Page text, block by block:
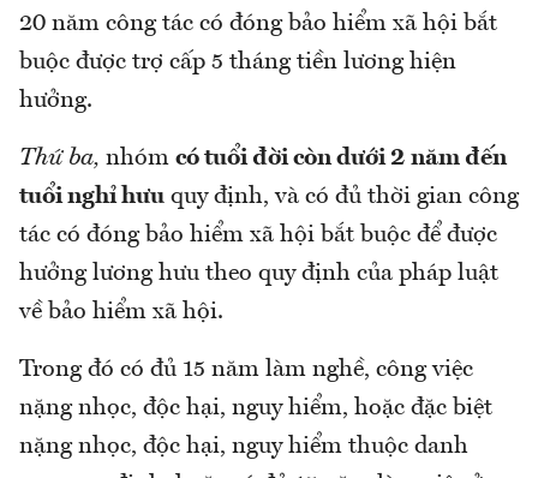
20 năm công tác có đóng bảo hiểm xã hội bắt
buộc được trợ cấp 5 tháng tiền lương hiện
hưởng.
Thứ ba, nhóm có tuổi đời còn dưới 2 năm đến
tuổi nghỉ hưu quy định, và có đủ thời gian công
tác có đóng bảo hiểm xã hội bắt buộc để được
hưởng lương hưu theo quy định của pháp luật
về bảo hiểm xã hội.
Trong đó có đủ 15 năm làm nghề, công việc
nặng nhọc, độc hại, nguy hiểm, hoặc đặc biệt
nặng nhọc, độc hại, nguy hiểm thuộc danh